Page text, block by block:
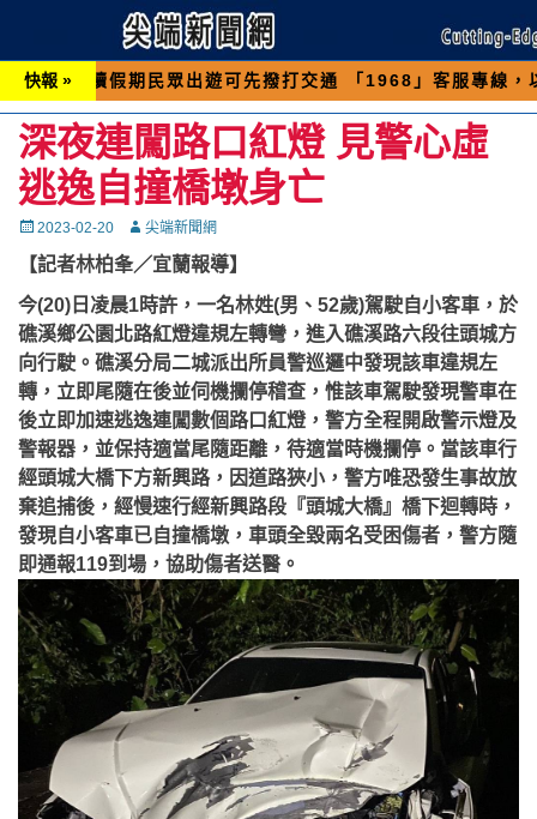
快報 »
民眾出遊可先撥打交通 「1968」客服專線，以避免遇
深夜連闖路口紅燈 見警心虛
逃逸自撞橋墩身亡
Posted
2023-02-20 Autor尖端新聞網
【記者林柏夆／宜蘭報導】
今(20)日凌晨1時許，一名林姓(男、52歲)駕駛自小客車，於
礁溪鄉公園北路紅燈違規左轉彎，進入礁溪路六段往頭城方
向行駛。礁溪分局二城派出所員警巡邏中發現該車違規左
轉，立即尾隨在後並伺機攔停稽查，惟該車駕駛發現警車在
後立即加速逃逸連闖數個路口紅燈，警方全程開啟警示燈及
警報器，並保持適當尾隨距離，待適當時機攔停。當該車行
經頭城大橋下方新興路，因道路狹小，警方唯恐發生事故放
棄追捕後，經慢速行經新興路段『頭城大橋』橋下迴轉時，
發現自小客車已自撞橋墩，車頭全毀兩名受困傷者，警方隨
即通報119到場，協助傷者送醫。